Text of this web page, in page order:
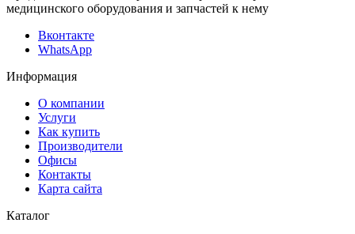
медицинского оборудования и запчастей к нему
Вконтакте
WhatsApp
Информация
О компании
Услуги
Как купить
Производители
Офисы
Контакты
Карта сайта
Каталог